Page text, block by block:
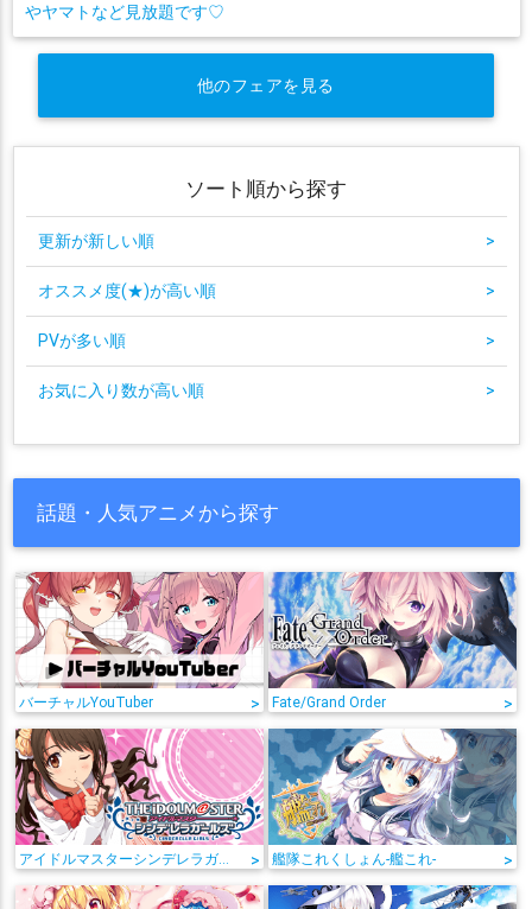
やヤマトなど見放題です♡
他のフェアを見る
ソート順から探す
更新が新しい順 >
オススメ度(★)が高い順 >
PVが多い順 >
お気に入り数が高い順 >
話題・人気アニメから探す
バーチャルYouTuber > Fate/Grand Order >
アイドルマスターシンデレラガールズ > 艦隊これくしょん-艦これ- >